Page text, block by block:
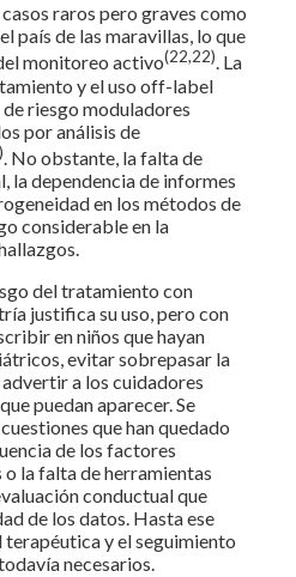
raros pero graves como
país de las maravillas, lo que
monitoreo activo(22,22). La
y el uso off-label
riesgo moduladores
por análisis de
. No obstante, la falta de
la dependencia de informes
en los métodos de
considerable en la
del tratamiento con
justifica su uso, pero con
en niños que hayan
evitar sobrepasar la
a los cuidadores
puedan aparecer. Se
que han quedado
de los factores
la falta de herramientas
conductual que
de los datos. Hasta ese
y el seguimiento
necesarios.